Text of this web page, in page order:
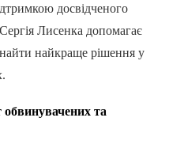
досвідченого
Лисенка допомагає
найкраще рішення у
обвинувачених та